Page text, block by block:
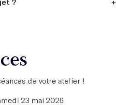
de votre atelier !
23 mai 2026